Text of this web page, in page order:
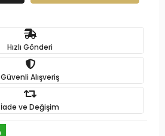
Hızlı Gönderi
Güvenli Alışveriş
İade ve Değişim